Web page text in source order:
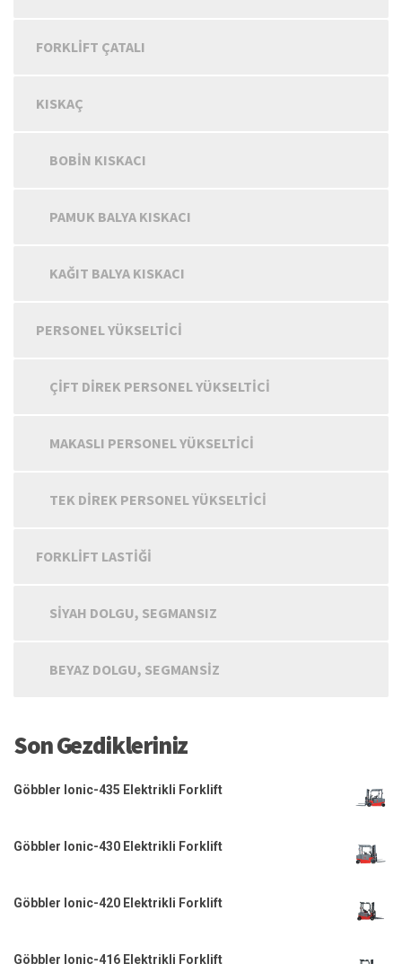
FORKLIFT ÇATALI
KISKAÇ
BOBIN KISKACI
PAMUK BALYA KISKACI
KAĞIT BALYA KISKACI
PERSONEL YÜKSELTICI
ÇIFT DIREK PERSONEL YÜKSELTICI
MAKASLI PERSONEL YÜKSELTICI
TEK DIREK PERSONEL YÜKSELTICI
FORKLIFT LASTIĞI
SIYAH DOLGU, SEGMANSIZ
BEYAZ DOLGU, SEGMANSIZ
Son Gezdikleriniz
Göbbler Ionic-435 Elektrikli Forklift
Göbbler Ionic-430 Elektrikli Forklift
Göbbler Ionic-420 Elektrikli Forklift
Göbbler Ionic-416 Elektrikli Forklift